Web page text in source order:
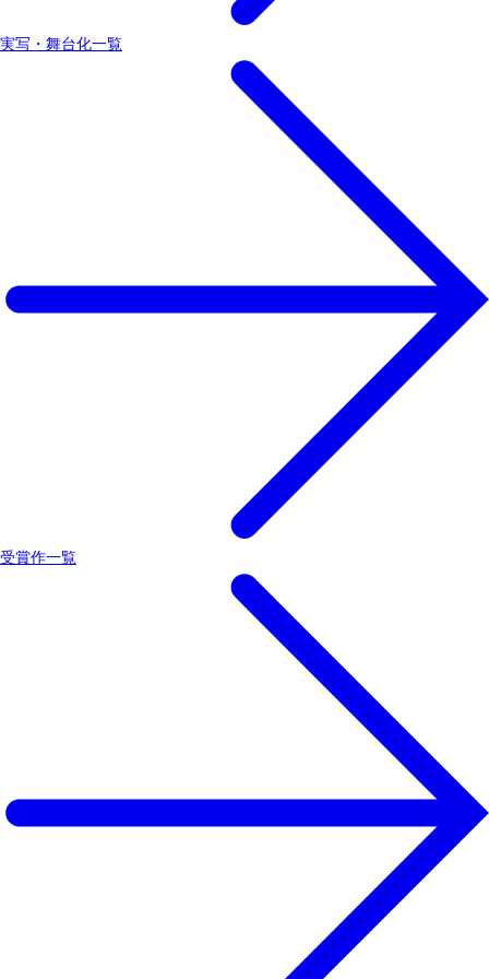
実写・舞台化一覧
受賞作一覧